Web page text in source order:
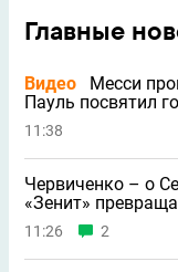
Главные
Видео
Месси
Пауль посвятил
11:38
Червиченко – о
«Зенит»
11:26 2